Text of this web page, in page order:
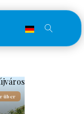
über